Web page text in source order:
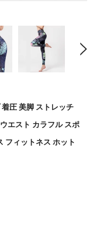
圧 美脚 ストレッチ
エスト カラフル スポ
フィットネス ホット